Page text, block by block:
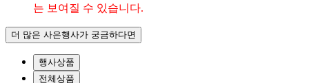
는 보여질 수 있습니다.
더 많은 사은행사가 궁금하다면
행사상품
전체상품